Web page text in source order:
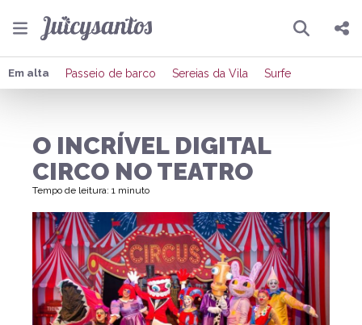
Pesquisar
Compartilhar
Enviar por Whatsapp
Publicar no X
Em alta Passeio de barco Sereias da Vila Surfe
O INCRÍVEL DIGITAL
CIRCO NO TEATRO
Tempo de leitura: 1 minuto